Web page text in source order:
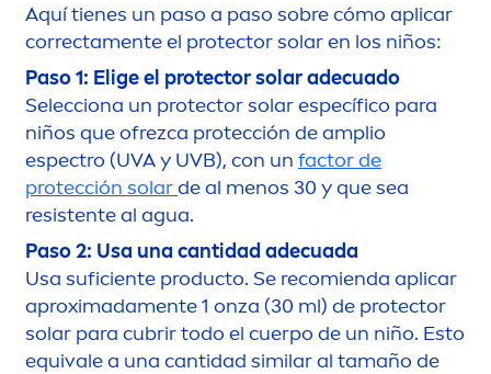
Aquí tienes un paso a paso sobre cómo aplicar
correctamente el protector solar en los niños:
Paso 1: Elige el protector solar adecuado
Selecciona un protector solar específico para
niños que ofrezca protección de amplio
espectro (UVA y UVB), con un factor de
protección solarde al menos 30 y que sea
resistente al agua.
Paso 2: Usa una cantidad adecuada
Usa suficiente producto. Se recomienda aplicar
aproximadamente 1 onza (30 ml) de protector
solar para cubrir todo el cuerpo de un niño. Esto
equivale a una cantidad similar al tamaño de